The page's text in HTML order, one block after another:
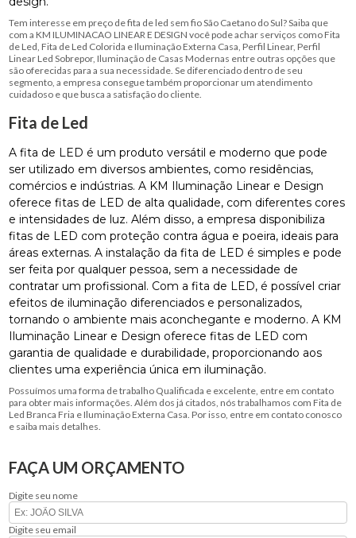
Tem interesse em preço de fita de led sem fio São Caetano do Sul? Saiba que
com a KM ILUMINACAO LINEAR E DESIGN você pode achar serviços como Fita
de Led, Fita de Led Colorida e Iluminação Externa Casa, Perfil Linear, Perfil
Linear Led Sobrepor, Iluminação de Casas Modernas entre outras opções que
são oferecidas para a sua necessidade. Se diferenciado dentro de seu
segmento, a empresa consegue também proporcionar um atendimento
cuidadoso e que busca a satisfação do cliente.
Fita de Led
A fita de LED é um produto versátil e moderno que pode
ser utilizado em diversos ambientes, como residências,
comércios e indústrias. A KM Iluminação Linear e Design
oferece fitas de LED de alta qualidade, com diferentes cores
e intensidades de luz. Além disso, a empresa disponibiliza
fitas de LED com proteção contra água e poeira, ideais para
áreas externas. A instalação da fita de LED é simples e pode
ser feita por qualquer pessoa, sem a necessidade de
contratar um profissional. Com a fita de LED, é possível criar
efeitos de iluminação diferenciados e personalizados,
tornando o ambiente mais aconchegante e moderno. A KM
Iluminação Linear e Design oferece fitas de LED com
garantia de qualidade e durabilidade, proporcionando aos
clientes uma experiência única em iluminação.
Possuímos uma forma de trabalho Qualificada e excelente, entre em contato
para obter mais informações. Além dos já citados, nós trabalhamos com Fita de
Led Branca Fria e Iluminação Externa Casa. Por isso, entre em contato conosco
e saiba mais detalhes.
FAÇA UM ORÇAMENTO
Digite seu nome
Digite seu email